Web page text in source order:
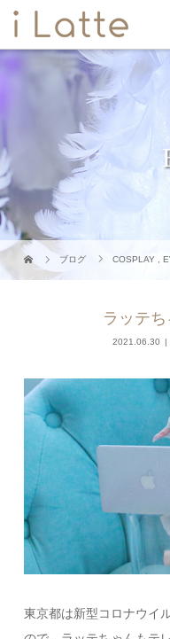
ブログ COSPLAY ,
ラッテ
2021.06.30
東京都は新型コロナウイ